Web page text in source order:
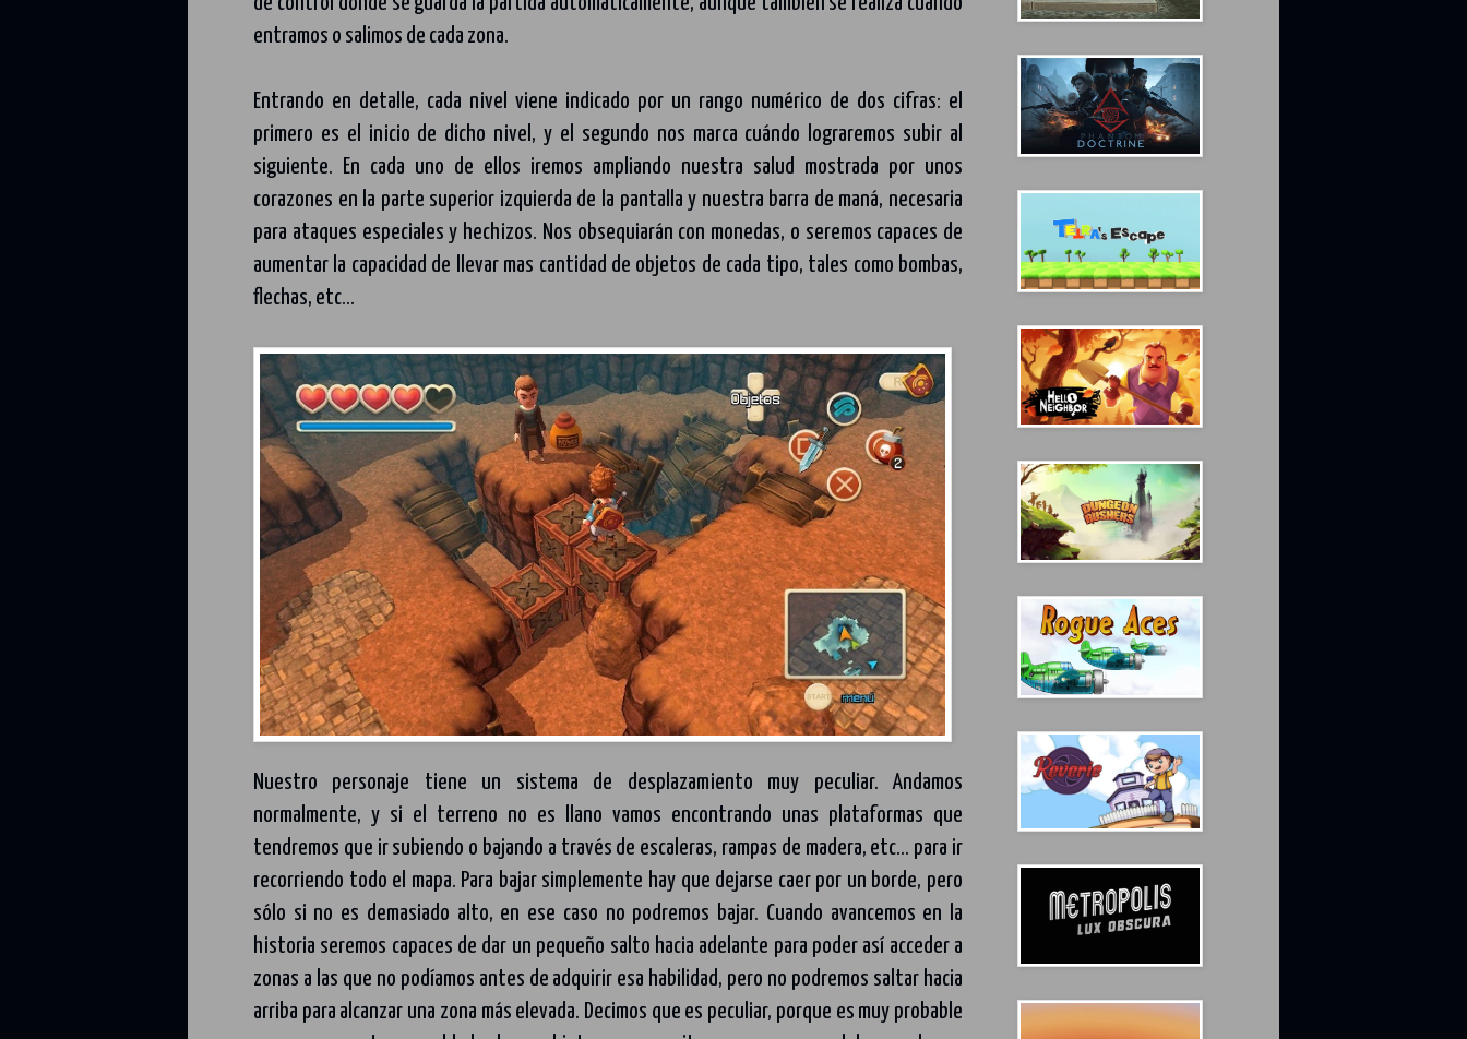
entramos o salimos de cada zona.
Entrando en detalle, cada nivel viene indicado por un rango numérico de dos cifras: el
primero es el inicio de dicho nivel, y el segundo nos marca cuándo lograremos subir al
siguiente. En cada uno de ellos iremos ampliando nuestra salud mostrada por unos
corazones en la parte superior izquierda de la pantalla y nuestra barra de maná, necesaria
para ataques especiales y hechizos. Nos obsequiarán con monedas, o seremos capaces de
aumentar la capacidad de llevar mas cantidad de objetos de cada tipo, tales como bombas,
flechas, etc...
Nuestro personaje tiene un sistema de desplazamiento muy peculiar. Andamos
normalmente, y si el terreno no es llano vamos encontrando unas plataformas que
tendremos que ir subiendo o bajando a través de escaleras, rampas de madera, etc... para ir
recorriendo todo el mapa. Para bajar simplemente hay que dejarse caer por un borde, pero
sólo si no es demasiado alto, en ese caso no podremos bajar. Cuando avancemos en la
historia seremos capaces de dar un pequeño salto hacia adelante para poder así acceder a
zonas a las que no podíamos antes de adquirir esa habilidad, pero no podremos saltar hacia
arriba para alcanzar una zona más elevada. Decimos que es peculiar, porque es muy probable